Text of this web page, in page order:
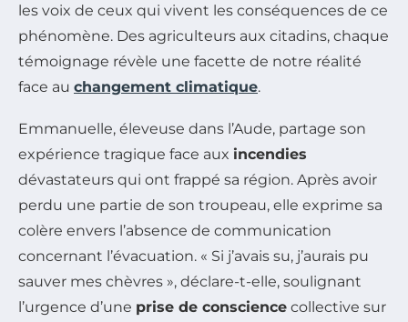
les voix de ceux qui vivent les conséquences de ce
phénomène. Des agriculteurs aux citadins, chaque
témoignage révèle une facette de notre réalité
face au changement climatique.
Emmanuelle, éleveuse dans l’Aude, partage son
expérience tragique face aux incendies
dévastateurs qui ont frappé sa région. Après avoir
perdu une partie de son troupeau, elle exprime sa
colère envers l’absence de communication
concernant l’évacuation. « Si j’avais su, j’aurais pu
sauver mes chèvres », déclare-t-elle, soulignant
l’urgence d’une prise de conscience collective sur